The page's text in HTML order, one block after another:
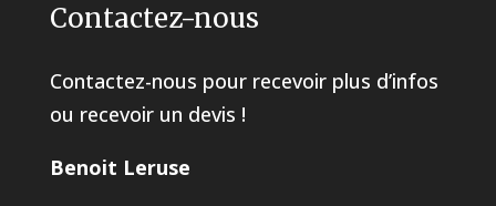
Contactez-nous
Contactez-nous pour recevoir plus d’infos
ou recevoir un devis !
Benoit Leruse